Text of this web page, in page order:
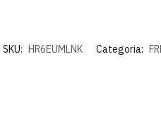
SKU: HR6EUMLNK Categoria: